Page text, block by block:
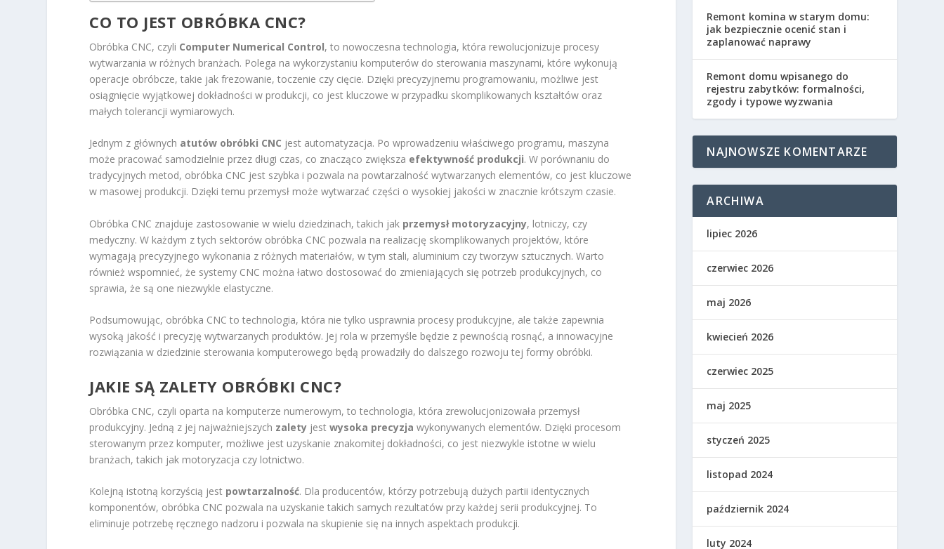
CO TO JEST OBRÓBKA CNC?
Obróbka CNC, czyli Computer Numerical Control, to nowoczesna technologia, która rewolucjonizuje procesy
wytwarzania w różnych branżach. Polega na wykorzystaniu komputerów do sterowania maszynami, które wykonują
operacje obróbcze, takie jak frezowanie, toczenie czy cięcie. Dzięki precyzyjnemu programowaniu, możliwe jest
osiągnięcie wyjątkowej dokładności w produkcji, co jest kluczowe w przypadku skomplikowanych kształtów oraz
małych tolerancji wymiarowych.
Jednym z głównych atutów obróbki CNC jest automatyzacja. Po wprowadzeniu właściwego programu, maszyna
może pracować samodzielnie przez długi czas, co znacząco zwiększa efektywność produkcji. W porównaniu do
tradycyjnych metod, obróbka CNC jest szybka i pozwala na powtarzalność wytwarzanych elementów, co jest kluczowe
w masowej produkcji. Dzięki temu przemysł może wytwarzać części o wysokiej jakości w znacznie krótszym czasie.
Obróbka CNC znajduje zastosowanie w wielu dziedzinach, takich jak przemysł motoryzacyjny, lotniczy, czy
medyczny. W każdym z tych sektorów obróbka CNC pozwala na realizację skomplikowanych projektów, które
wymagają precyzyjnego wykonania z różnych materiałów, w tym stali, aluminium czy tworzyw sztucznych. Warto
również wspomnieć, że systemy CNC można łatwo dostosować do zmieniających się potrzeb produkcyjnych, co
sprawia, że są one niezwykle elastyczne.
Podsumowując, obróbka CNC to technologia, która nie tylko usprawnia procesy produkcyjne, ale także zapewnia
wysoką jakość i precyzję wytwarzanych produktów. Jej rola w przemyśle będzie z pewnością rosnąć, a innowacyjne
rozwiązania w dziedzinie sterowania komputerowego będą prowadziły do dalszego rozwoju tej formy obróbki.
JAKIE SĄ ZALETY OBRÓBKI CNC?
Obróbka CNC, czyli oparta na komputerze numerowym, to technologia, która zrewolucjonizowała przemysł
produkcyjny. Jedną z jej najważniejszych zalety jestwysoka precyzja wykonywanych elementów. Dzięki procesom
sterowanym przez komputer, możliwe jest uzyskanie znakomitej dokładności, co jest niezwykle istotne w wielu
branżach, takich jak motoryzacja czy lotnictwo.
Kolejną istotną korzyścią jest powtarzalność. Dla producentów, którzy potrzebują dużych partii identycznych
komponentów, obróbka CNC pozwala na uzyskanie takich samych rezultatów przy każdej serii produkcyjnej. To
eliminuje potrzebę ręcznego nadzoru i pozwala na skupienie się na innych aspektach produkcji.
Remont komina w starym domu:
jak bezpiecznie ocenić stan i
zaplanować naprawy
Remont domu wpisanego do
rejestru zabytków: formalności,
zgody i typowe wyzwania
NAJNOWSZE KOMENTARZE
ARCHIWA
lipiec 2026
czerwiec 2026
maj 2026
kwiecień 2026
czerwiec 2025
maj 2025
styczeń 2025
listopad 2024
październik 2024
luty 2024